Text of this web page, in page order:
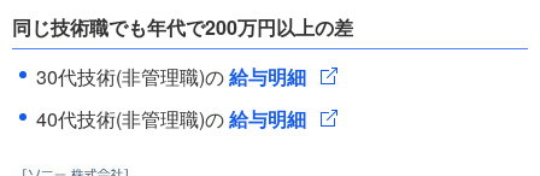
同じ技術職でも年代で200万円以上の差
30代技術(非管理職)の給与明細
40代技術(非管理職)の給与明細